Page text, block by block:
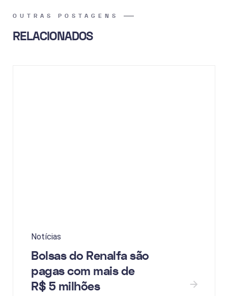
OUTRAS POSTAGENS
RELACIONADOS
Notícias
Bolsas do Renalfa são
pagas com mais de
R$ 5 milhões